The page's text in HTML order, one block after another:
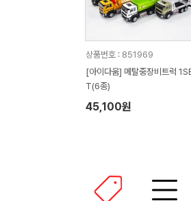
상품번호 : 851969
[아이다움] 메탈중장비트럭
T(6종)
45,100원